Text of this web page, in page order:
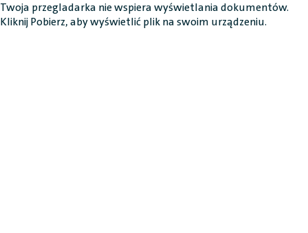
Twoja przegladarka nie wspiera wyświetlania dokumentów.
KliknijPobierz, aby wyświetlić plik na swoim urządzeniu.